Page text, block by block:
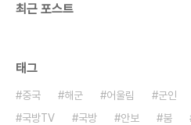
최근 포스트
태그
중국 해군 어울림 군인
국방TV
국방 안보 붐